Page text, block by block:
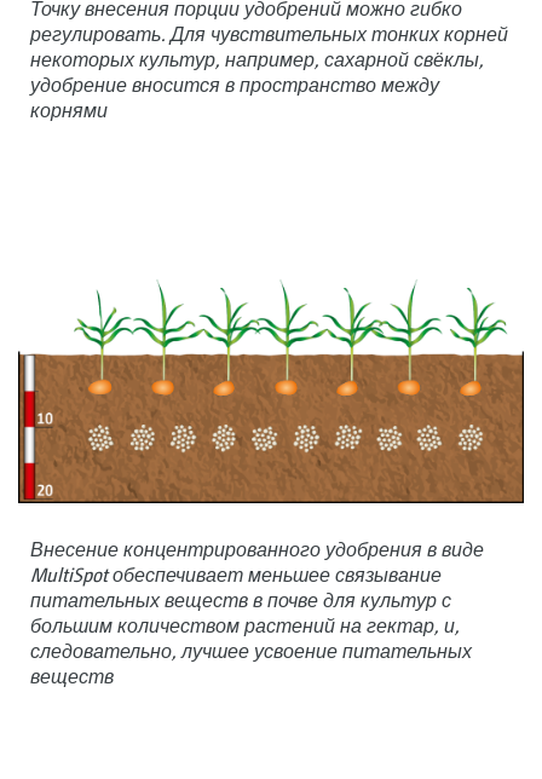
Точку внесения порции удобрений можно гибко
регулировать. Для чувствительных тонких корней
некоторых культур, например, сахарной свёклы,
удобрение вносится в пространство между
корнями
Внесение концентрированного удобрения в виде
MultiSpot обеспечивает меньшее связывание
питательных веществ в почве для культур с
большим количеством растений на гектар, и,
следовательно, лучшее усвоение питательных
веществ